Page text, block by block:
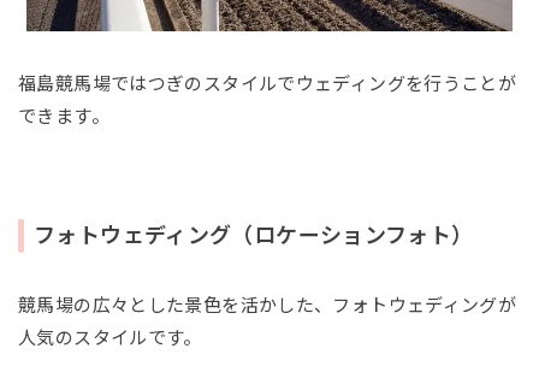
福島競馬場ではつぎのスタイルでウェディングを行うことが
できます。
フォトウェディング（ロケーションフォト）
競馬場の広々とした景色を活かした、フォトウェディングが
人気のスタイルです。